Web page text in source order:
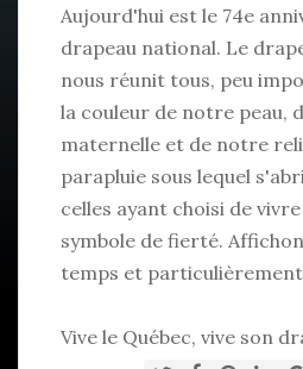
Aujourd'hui est le 74e
drapeau national. Le
nous réunit tous, peu
la couleur de notre peau,
maternelle et de notre
parapluie sous lequel
celles ayant choisi de
symbole de fierté.
temps et
Vive le Québec, vive son